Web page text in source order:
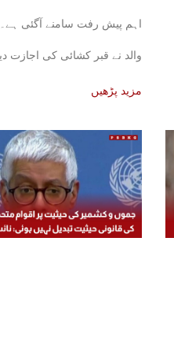
اہم پیش رفت سامنے آگئی
والد نے قبر کشائی کی اجازت
مزید پڑھیں